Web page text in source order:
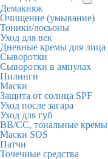
Демакияж
Очищение (умывание)
Тоники/лосьоны
Уход для век
Дневные кремы для лица
Сыворотки
Сыворотки в ампулах
Пилинги
Маски
Защита от солнца SPF
Уход после загара
Уход для губ
BB/CC, тональные кремы
Маски SOS
Патчи
Точечные средства